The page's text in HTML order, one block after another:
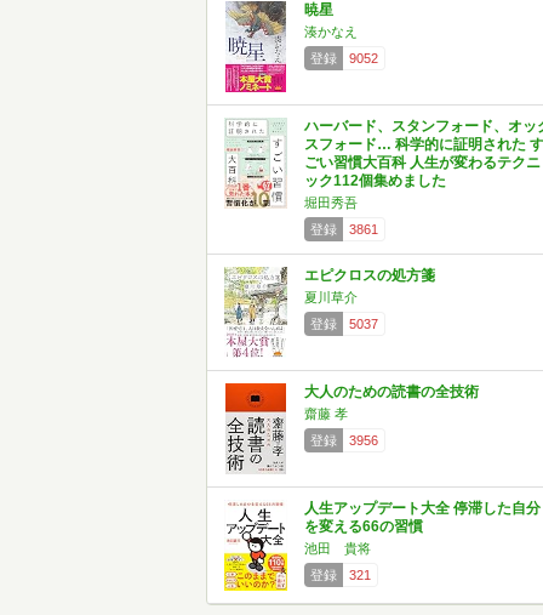
暁星
湊かなえ
登録
9052
ハーバード、スタンフォード、オッ
スフォード… 科学的に証明された す
ごい習慣大百科 人生が変わるテクニ
ック112個集めました
堀田秀吾
登録
3861
エピクロスの処方箋
夏川草介
登録
5037
大人のための読書の全技術
齋藤 孝
登録
3956
人生アップデート大全 停滞した自分
を変える66の習慣
池田 貴将
登録
321